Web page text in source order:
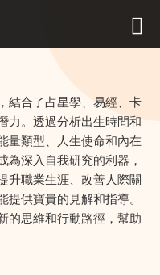
結合了占星學、易經、卡
力。透過分析出生時間和
量類型、人生使命和內在
為深入自我研究的利器，
升職業生涯、改善人際關
供寶貴的見解和指導。
的思維和行動路徑，幫助